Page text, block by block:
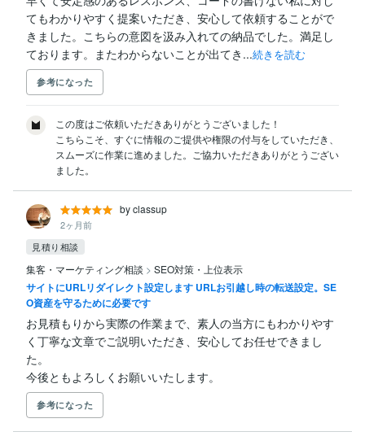
てもわかりやすく提案いただき、安心して依頼することがで
きました。こちらの意図を汲み入れての納品でした。満足し
ております。またわからないことが出てき...続きを読む
参考になった
この度はご依頼いただきありがとうございました！
こちらこそ、すぐに情報のご提供や権限の付与をしていただき、
スムーズに作業に進めました。ご協力いただきありがとうござい
ました。
by classup
2ヶ月前
見積り相談
集客・マーケティング相談 > SEO対策・上位表示
サイトにURLリダイレクト設定します URLお引越し時の転送設定。SE
O資産を守るために必要です
お見積もりから実際の作業まで、素人の当方にもわかりやす
く丁寧な文章でご説明いただき、安心してお任せできまし
た。
今後ともよろしくお願いいたします。
参考になった